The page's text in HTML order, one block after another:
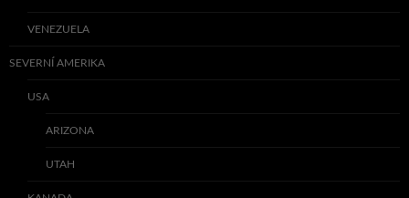
VENEZUELA
SEVERNÍ AMERIKA
USA
ARIZONA
UTAH